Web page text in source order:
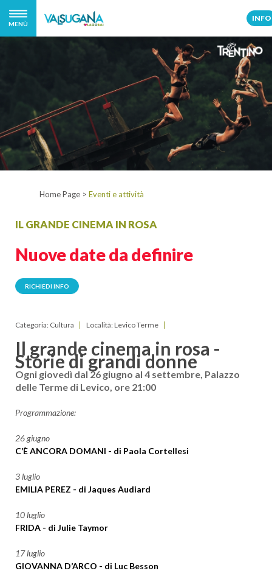
MENÙ
INFO
Home Page > Eventi e attività
IL GRANDE CINEMA IN ROSA
Nuove date da definire
RICHIEDI INFO
Categoria: Cultura Località: Levico Terme
Il grande cinema in rosa -
Storie di grandi donne
Ogni giovedì dal 26 giugno al 4 settembre, Palazzo
delle Terme di Levico, ore 21:00
Programmazione:
26 giugno
C’È ANCORA DOMANI - di Paola Cortellesi
3 luglio
EMILIA PEREZ - di Jaques Audiard
10 luglio
FRIDA - di Julie Taymor
17 luglio
GIOVANNA D’ARCO - di Luc Besson